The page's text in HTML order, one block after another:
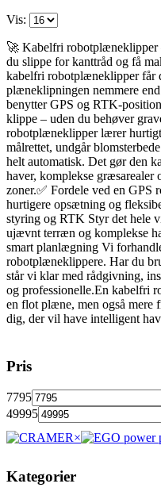
Vis:
🚀 Kabelfri robotplæneklipper
du slippe for kanttråd og få
kabelfri robotplæneklipper får
plæneklipningen nemmere
benytter GPS og RTK-
klippe – uden du behøver
robotplæneklipper lærer
målrettet, undgår
helt automatisk. Det gør den
haver, komplekse græsarealer
zoner.✅ Fordele ved en
hurtigere opsætning og
styring og RTK Styr det hele
ujævnt terræn og komplekse
smart planlægning Vi
robotplæneklippere. Har du
står vi klar med rådgivning,
og professionelle.En kabelfri
en flot plæne, men også mere
dig, der vil have intelligent
Pris
7795
49995
×
Kategorier